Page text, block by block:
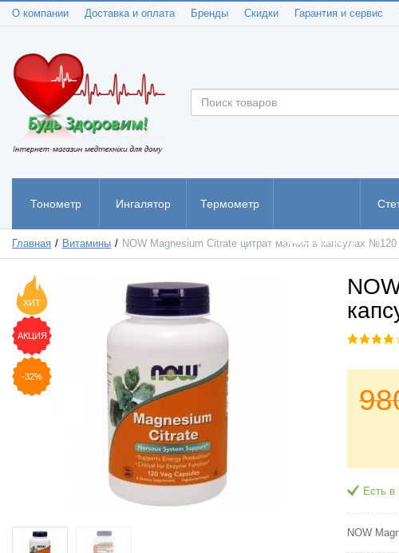
О компании Доставка и оплата Бренды Скидки Гарантия и сервис
Тонометр Ингалятор Термометр
Пульсоксиметр
Главная Витамины NOW Magnesium Citrate цитрат магния в капсулах №120
ХИТ
АКЦИЯ
-32%
Есть в
NOW